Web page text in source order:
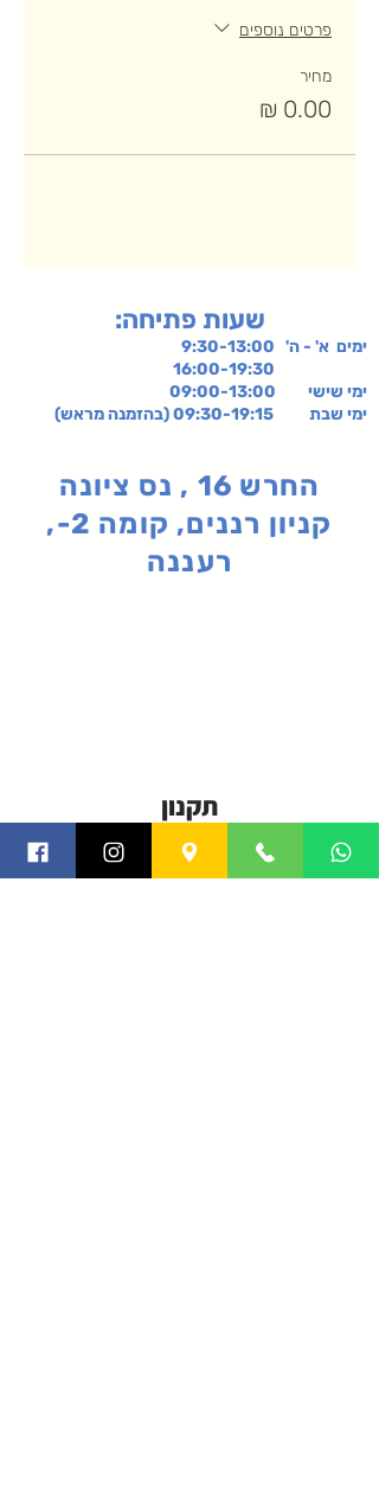
פרטים נוספים
מחיר
:שעות פתיחה
ימים א' - ה' 9:30-13:00
ימי שישי 09:00-13:00
ימי שבת 09:30-19:15 (בהזמנה מראש)
החרש 16 , נס ציונה
קניון רננים, קומה 2-,
רעננה
תקנון